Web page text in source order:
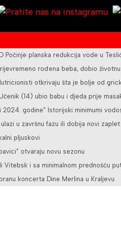
Počinje planska redukcija vode u
rođena beba, dobio
otkrivaju šta je bolje od
(14) ubio babu i djeda prije
godine" Istorijski minimumi
u završnu fazu ili dobija novi zaplet
pljuskovi
otvaraju novu sezonu
Vitebsk i sa minimalnom prednošću
koncerta Dine Merlina u Kraljevu